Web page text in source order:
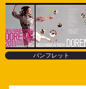
パンフレット